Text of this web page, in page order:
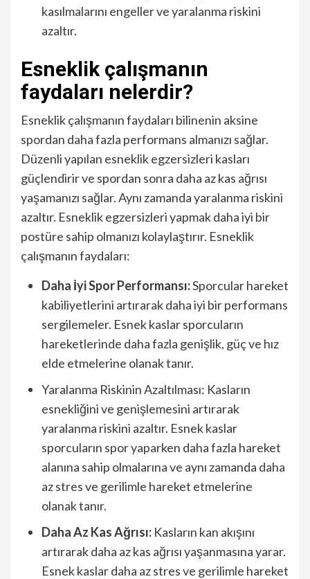
kasılmalarını engeller ve yaralanma riskini
azaltır.
Esneklik çalışmanın
faydaları nelerdir?
Esneklik çalışmanın faydaları bilinenin aksine
spordan daha fazla performans almanızı sağlar.
Düzenli yapılan esneklik egzersizleri kasları
güçlendirir ve spordan sonra daha az kas ağrısı
yaşamanızı sağlar. Aynı zamanda yaralanma riskini
azaltır. Esneklik egzersizleri yapmak daha iyi bir
postüre sahip olmanızı kolaylaştırır. Esneklik
çalışmanın faydaları:
Daha İyi Spor Performansı:Sporcular hareket
kabiliyetlerini artırarak daha iyi bir performans
sergilemeler. Esnek kaslar sporcuların
hareketlerinde daha fazla genişlik, güç ve hız
elde etmelerine olanak tanır.
Yaralanma Riskinin Azaltılması: Kasların
esnekliğini ve genişlemesini artırarak
yaralanma riskini azaltır. Esnek kaslar
sporcuların spor yaparken daha fazla hareket
alanına sahip olmalarına ve aynı zamanda daha
az stres ve gerilimle hareket etmelerine
olanak tanır.
Daha Az Kas Ağrısı: Kasların kan akışını
artırarak daha az kas ağrısı yaşanmasına yarar.
Esnek kaslar daha az stres ve gerilimle hareket